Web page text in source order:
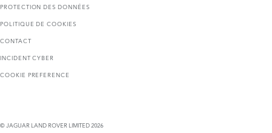
PROTECTION DES DONNÉES
POLITIQUE DE COOKIES
CONTACT
INCIDENT CYBER
COOKIE PREFERENCE
© JAGUAR LAND ROVER LIMITED 2026